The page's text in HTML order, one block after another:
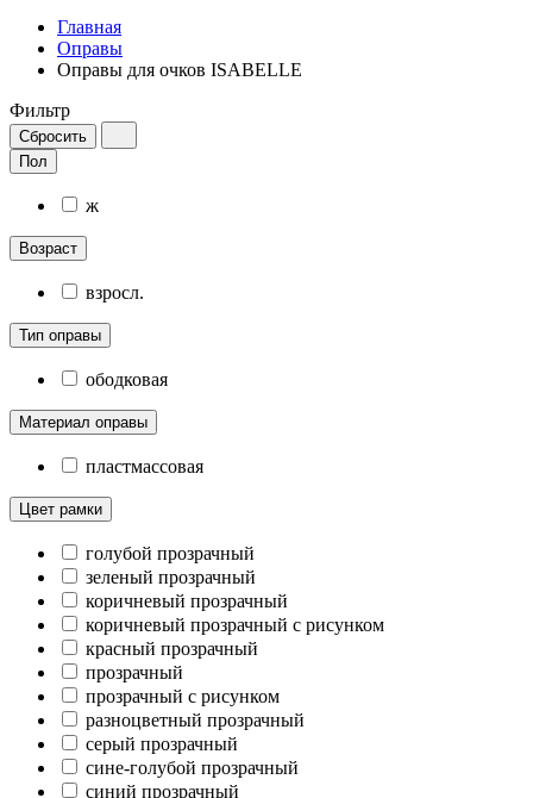
Главная
Оправы
Оправы для очков ISABELLE
Фильтр
Пол
ж
Возраст
взросл.
Тип оправы
ободковая
Материал оправы
пластмассовая
Цвет рамки
голубой прозрачный
зеленый прозрачный
коричневый прозрачный
коричневый прозрачный с рисунком
красный прозрачный
прозрачный
прозрачный с рисунком
разноцветный прозрачный
серый прозрачный
сине-голубой прозрачный
синий прозрачный